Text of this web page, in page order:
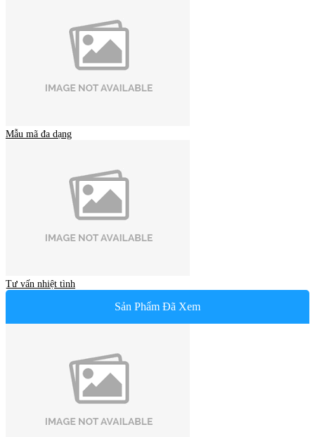
Mẫu mã đa dạng
Tư vấn nhiệt tình
Sản Phẩm Đã Xem